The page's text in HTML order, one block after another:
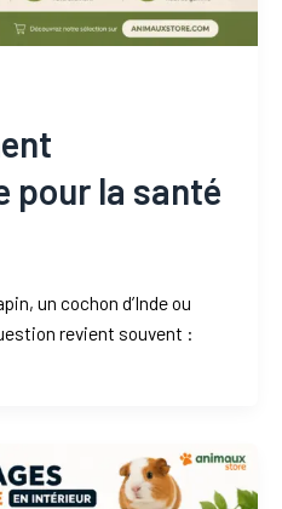
pour la santé
un cochon d’Inde ou
revient souvent :